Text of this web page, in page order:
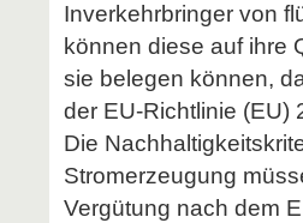
Inverkehrbringer von
können diese auf ihre
sie belegen können,
der EU-Richtlinie (EU)
Die
Stromerzeugung
Vergütung nach dem